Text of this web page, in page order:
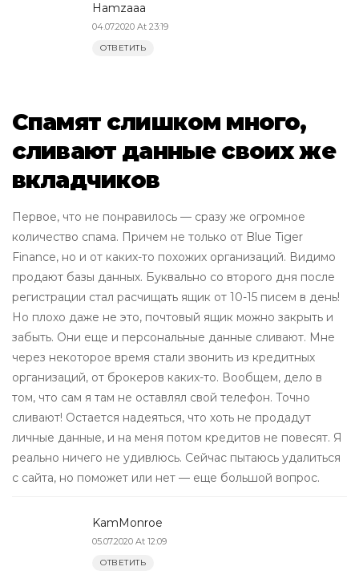
Hamzaaa
04.07.2020 At 23:19
ОТВЕТИТЬ
Спамят слишком много,
сливают данные своих же
вкладчиков
Первое, что не понравилось — сразу же огромное
количество спама. Причем не только от Blue Tiger
Finance, но и от каких-то похожих организаций. Видимо
продают базы данных. Буквально со второго дня после
регистрации стал расчищать ящик от 10-15 писем в день!
Но плохо даже не это, почтовый ящик можно закрыть и
забыть. Они еще и персональные данные сливают. Мне
через некоторое время стали звонить из кредитных
организаций, от брокеров каких-то. Вообщем, дело в
том, что сам я там не оставлял свой телефон. Точно
сливают! Остается надеяться, что хоть не продадут
личные данные, и на меня потом кредитов не повесят. Я
реально ничего не удивлюсь. Сейчас пытаюсь удалиться
с сайта, но поможет или нет — еще большой вопрос.
KamMonroe
05.07.2020 At 12:09
ОТВЕТИТЬ